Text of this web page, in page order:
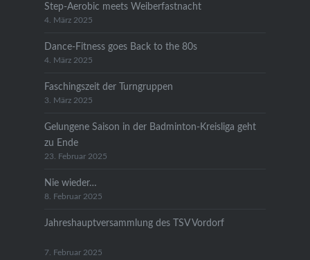
Step-Aerobic meets Weiberfastnacht
4. März 2025
Dance-Fitness goes Back to the 80s
4. März 2025
Faschingszeit der Turngruppen
3. März 2025
Gelungene Saison in der Badminton-Kreisliga geht
zu Ende
23. Februar 2025
Nie wieder…
8. Februar 2025
Jahreshauptversammlung des TSV Vordorf
7. Februar 2025